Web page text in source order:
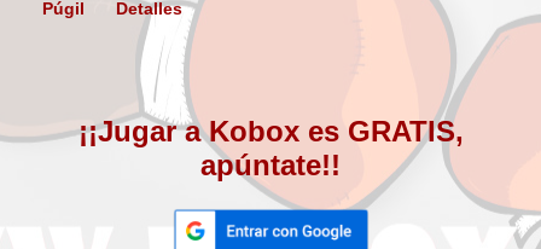
Púgil Detalles
¡¡Jugar a Kobox es GRATIS,
apúntate!!